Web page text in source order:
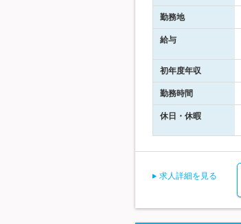
勤務地
給与
初年度年収
勤務時間
休日・休暇
求人詳細を見る